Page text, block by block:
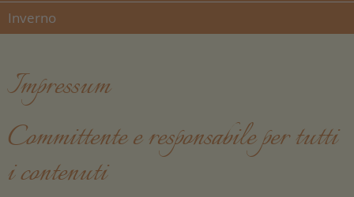
Inverno
Impressum
Committente e responsabile per tutti
i contenuti